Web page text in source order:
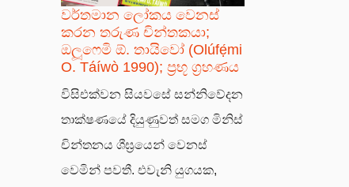
වර්තමාන ලෝකය වෙනස්
කරන තරුණ චින්තකයා;
ඔලූෆෙමි ඕ. තායිවෝ (Olúfẹ́mi
O. Táíwò 1990); ප්‍රභූ ග්‍රහණය
විසිඑක්වන සියවසේ සන්නිවේදන
තාක්ෂණයේ දියුණුවත් සමග මිනිස්
චින්තනය ශීඝ්‍රයෙන් වෙනස්
වෙමින් පවතී. එවැනි යුගයක,